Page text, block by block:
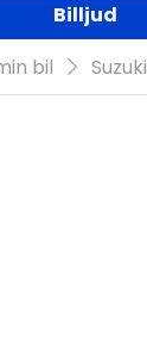
Billjud
bil Suzuki